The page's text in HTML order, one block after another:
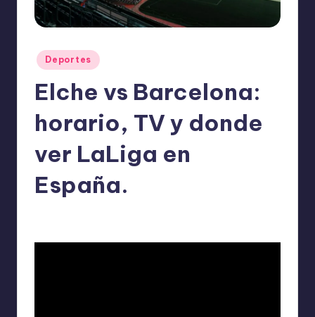
Publicado
en
Deportes
Elche vs Barcelona:
horario, TV y donde
ver LaLiga en
España.